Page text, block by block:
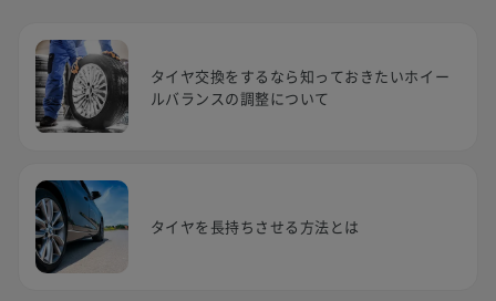
タイヤ交換をするなら知っておきたいホイー
ルバランスの調整について
タイヤを長持ちさせる方法とは